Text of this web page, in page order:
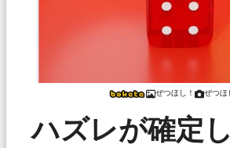
ぜつほし！ ぜつほ
ハズレが確定